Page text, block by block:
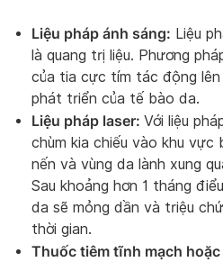
Liệu pháp ánh sáng: Liệu
là quang trị liệu. Phương
của tia cực tím tác động lên
phát triển của tế bào da.
Liệu pháp laser: Với liệu
chùm kia chiếu vào khu
nến và vùng da lành xung
Sau khoảng hơn 1 tháng
da sẽ mỏng dần và triệu
thời gian.
Thuốc tiêm tĩnh mạch